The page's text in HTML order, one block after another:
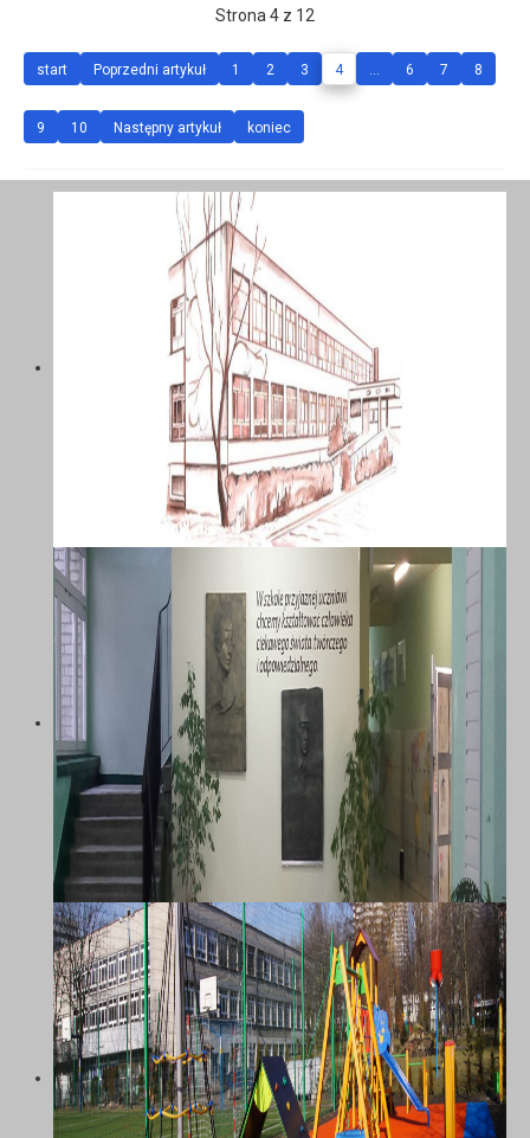
Strona 4 z 12
start Poprzedni artykuł 1 2 3 4 6 7 8
9 10 Następny artykuł koniec
SZKOŁA PODSTAWOWA NR 58 Z
ODDZIAŁAMI INTEGRACYJNYMI IM.
MARII DĄBROWSKIEJ W
KATOWICACH